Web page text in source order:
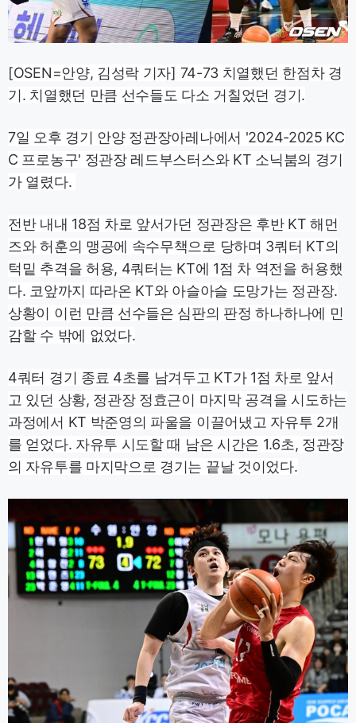
[OSEN=안양, 김성락 기자] 74-73 치열했던 한점차 경
기. 치열했던 만큼 선수들도 다소 거칠었던 경기.
7일 오후 경기 안양 정관장아레나에서 '2024-2025 KC
C 프로농구' 정관장 레드부스터스와 KT 소닉붐의 경기
가 열렸다.
전반 내내 18점 차로 앞서가던 정관장은 후반 KT 해먼
즈와 허훈의 맹공에 속수무책으로 당하며 3쿼터 KT의
턱밑 추격을 허용, 4쿼터는 KT에 1점 차 역전을 허용했
다. 코앞까지 따라온 KT와 아슬아슬 도망가는 정관장.
상황이 이런 만큼 선수들은 심판의 판정 하나하나에 민
감할 수 밖에 없었다.
4쿼터 경기 종료 4초를 남겨두고 KT가 1점 차로 앞서
고 있던 상황, 정관장 정효근이 마지막 공격을 시도하는
과정에서 KT 박준영의 파울을 이끌어냈고 자유투 2개
를 얻었다. 자유투 시도할 때 남은 시간은 1.6초, 정관장
의 자유투를 마지막으로 경기는 끝날 것이었다.